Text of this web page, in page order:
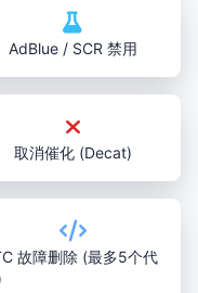
AdBlue / SCR 禁用
取消催化 (Decat)
故障删除 (最多5个代